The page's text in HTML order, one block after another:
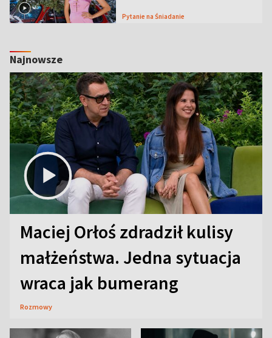
Pytanie na Śniadanie
Najnowsze
Maciej Orłoś zdradził kulisy
małżeństwa. Jedna sytuacja
wraca jak bumerang
Rozmowy